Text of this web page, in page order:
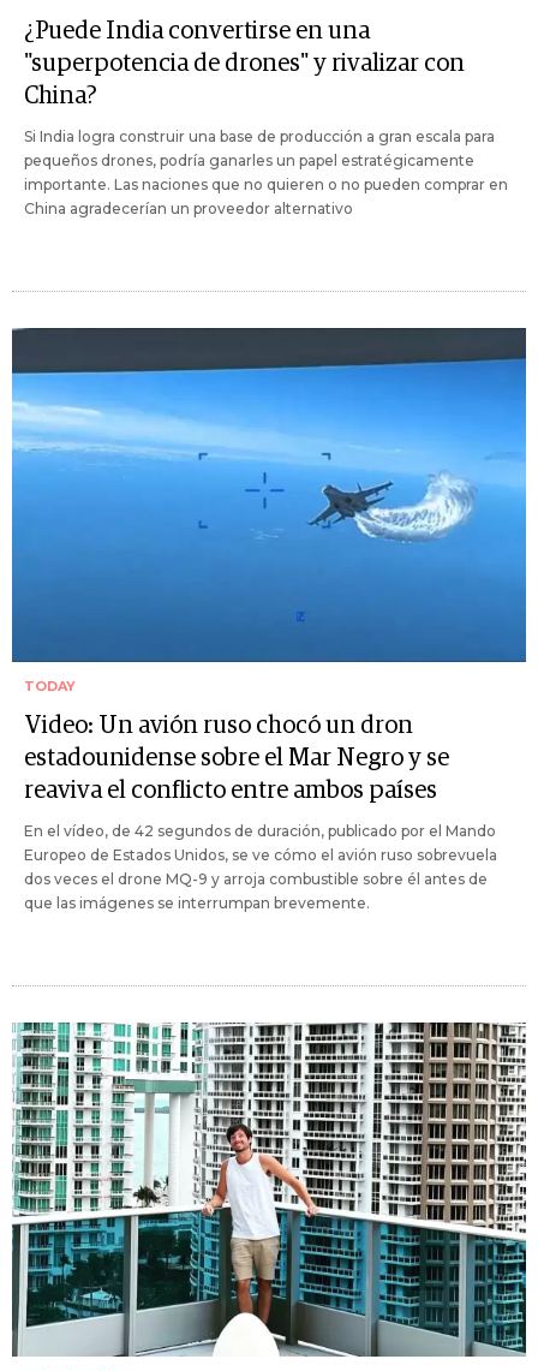
¿Puede India convertirse en una
"superpotencia de drones" y rivalizar con
China?
Si India logra construir una base de producción a gran escala para
pequeños drones, podría ganarles un papel estratégicamente
importante. Las naciones que no quieren o no pueden comprar en
China agradecerían un proveedor alternativo
TODAY
Video: Un avión ruso chocó un dron
estadounidense sobre el Mar Negro y se
reaviva el conflicto entre ambos países
En el vídeo, de 42 segundos de duración, publicado por el Mando
Europeo de Estados Unidos, se ve cómo el avión ruso sobrevuela
dos veces el drone MQ-9 y arroja combustible sobre él antes de
que las imágenes se interrumpan brevemente.